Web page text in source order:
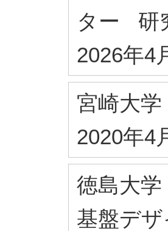
ター 研
2026年4
宮崎大
2020年4
徳島大
基盤デ